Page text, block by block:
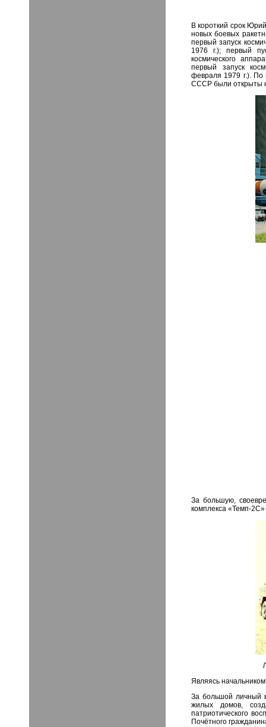
В короткий срок
новых боевых
первый запуск
1976 г.); первый
космического
первый запуск
февраля 1979 г.). По
СССР были открыты
За большую,
комплекса «Темп-
Являясь
За большой личный
жилых домов,
патриотического
Почётного